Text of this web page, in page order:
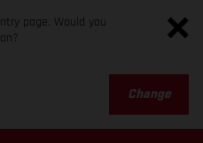
page. Would you
Change